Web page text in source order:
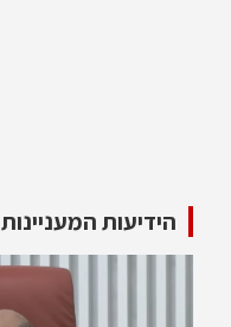
הידיעות המעניינות